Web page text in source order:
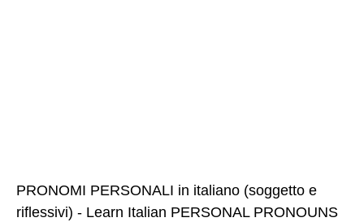
PRONOMI PERSONALI in italiano (soggetto e
riflessivi) - Learn Italian PERSONAL PRONOUNS